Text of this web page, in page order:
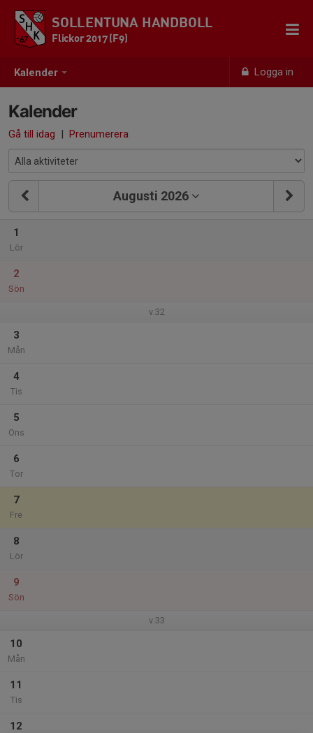
Kalender Logga in
SOLLENTUNA HANDBOLL
Flickor 2017 (F9)
Kalender
Gå till idag | Prenumerera
Augusti 2026
1
Lör
2
Sön
v.32
3
Mån
4
Tis
5
Ons
6
Tor
7
Fre
8
Lör
9
Sön
v.33
10
Mån
11
Tis
12